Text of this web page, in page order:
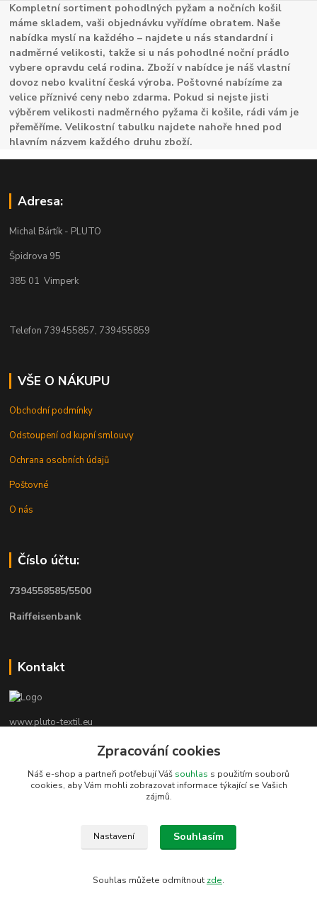
Kompletní sortiment pohodlných pyžam a nočních košil
máme skladem, vaši objednávku vyřídíme obratem. Naše
nabídka myslí na každého – najdete u nás standardní i
nadměrné velikosti, takže si u nás pohodlné noční prádlo
vybere opravdu celá rodina. Zboží v nabídce je náš vlastní
dovoz nebo kvalitní česká výroba. Poštovné nabízíme za
velice příznivé ceny nebo zdarma. Pokud si nejste jisti
výběrem velikosti nadměrného pyžama či košile, rádi vám je
přeměříme. Velikostní tabulku najdete nahoře hned pod
hlavním názvem každého druhu zboží.
Adresa:
Michal Bártík - PLUTO
Špidrova 95
385 01 Vimperk
Telefon 739455857, 739455859
VŠE O NÁKUPU
Obchodní podmínky
Odstoupení od kupní smlouvy
Ochrana osobních údajů
Poštovné
O nás
Číslo účtu:
7394558585/5500
Raiffeisenbank
Kontakt
www.pluto-textil.eu
+420 739 455 857
denně 8.00 - 22.00 hod.
Zpracování cookies
Náš e-shop a partneři potřebují Váš souhlas s použitím souborů
cookies, aby Vám mohli zobrazovat informace týkající se Vašich
zájmů.
Nastavení Souhlasím
Souhlas můžete odmítnout zde.